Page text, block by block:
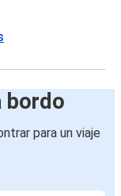
bordo
para un viaje